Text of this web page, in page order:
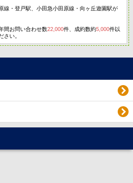
線・登戸駅、小田急小田原線・向ヶ丘遊園駅が
間お問い合わせ数22,000件、成約数約5,000件以
さい。